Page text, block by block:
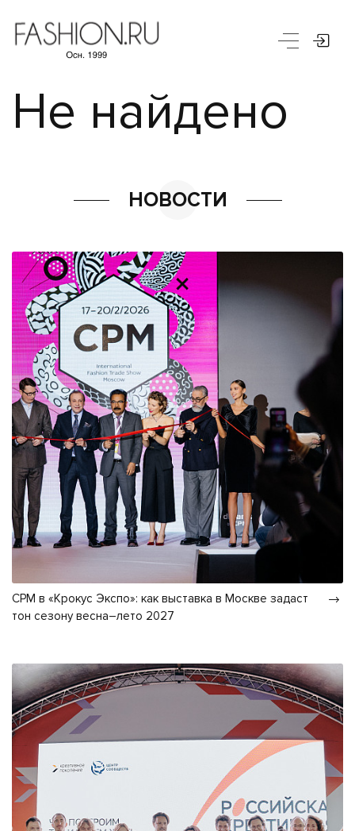
Не найдено
НОВОСТИ
CPM в «Крокус Экспо»: как выставка в Москве задаст
тон сезону весна–лето 2027